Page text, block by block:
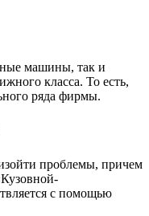
машины, так и
класса. То есть,
ряда фирмы.
проблемы, причем
с помощью